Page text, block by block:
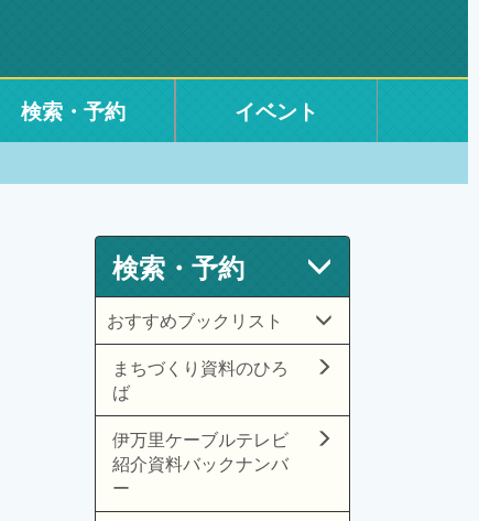
検索・予約 イベント
検索・予約
おすすめブックリスト
まちづくり資料のひろ
ば
伊万里ケーブルテレビ
紹介資料バックナンバ
ー